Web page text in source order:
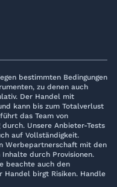
bestimmten Bedingungen
zu denen auch
Der Handel mit
kann bis zum Totalverlust
das Team von
Unsere Anbieter-Tests
auf Vollständigkeit.
Werbepartnerschaft mit den
durch Provisionen.
beachte auch den
Handel birgt Risiken. Handle